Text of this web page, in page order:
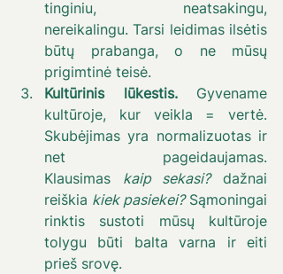
tinginiu, neatsakingu,
nereikalingu. Tarsi leidimas ilsėtis
būtų prabanga, o ne mūsų
prigimtinė teisė.
Kultūrinis lūkestis. Gyvename
kultūroje, kur veikla = vertė.
Skubėjimas yra normalizuotas ir
net pageidaujamas.
Klausimas kaip sekasi? dažnai
reiškia kiek pasiekei? Sąmoningai
rinktis sustoti mūsų kultūroje
tolygu būti balta varna ir eiti
prieš srovę.